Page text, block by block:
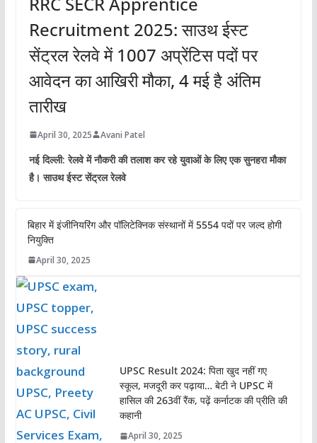
Recruitment 2025: साउथ ईस्ट
सेंट्रल रेलवे में 1007 अप्रेंटिस पदों पर
आवेदन का आखिरी मौका, 4 मई है अंतिम
तारीख
April 30, 2025 Avani Patel
नई दिल्ली: रेलवे में नौकरी की तलाश कर रहे युवाओं के लिए एक सुनहरा मौका
है। साउथ ईस्ट सेंट्रल रेलवे
बिहार में इंजीनियरिंग और पॉलिटेक्निक संस्थानों में 5554 पदों पर जल्द होगी
नियुक्ति
April 30, 2025
UPSC Result 2024: पिता खुद नहीं गए
स्कूल, मजदूरी कर पढ़ाया… बेटी ने UPSC में
हासिल की 263वीं रैंक, पढ़ें कर्नाटक की प्रीति की
कहानी
April 30, 2025